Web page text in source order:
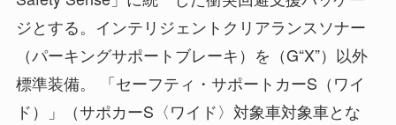
ジとする。インテリジェントクリアランスソナー
（パーキングサポートブレーキ）を（G“X”）以外
標準装備。 「セーフティ・サポートカーS（ワイ
ド）」（サポカーS〈ワイド〉対象車対象車とな